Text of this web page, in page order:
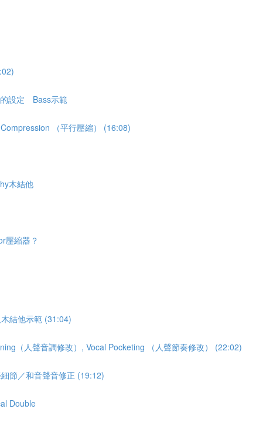
的設定 Bass示範
（平行壓縮） (16:08)
木結他
壓縮器？
結他示範 (31:04)
（人聲音調修改）, Vocal Pocketing （人聲節奏修改） (22:02)
節／和音聲音修正 (19:12)
Double